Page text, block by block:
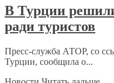
В Турции
ради туристов
Пресс-служба АТОР, со
Турции, сообщила о...